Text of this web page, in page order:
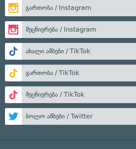
გართობა / Instagram
მეცნიერება / Instagram
ახალი ამბები / TikTok
გართობა / TikTok
მეცნიერება / TikTok
ბოლო ამბები / Twitter